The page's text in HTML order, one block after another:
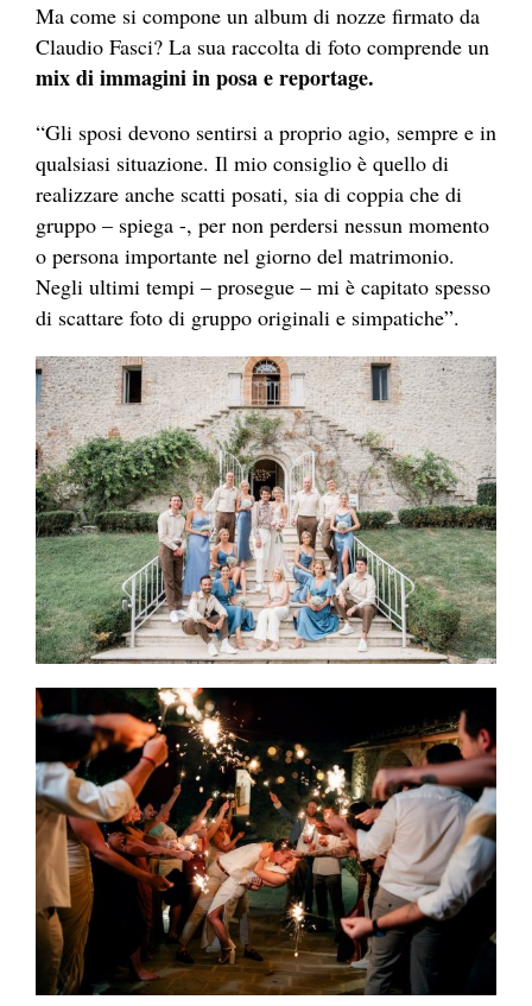
Ma come si compone un album di nozze firmato da
Claudio Fasci? La sua raccolta di foto comprende un
mix di immagini in posa e reportage.
“Gli sposi devono sentirsi a proprio agio, sempre e in
qualsiasi situazione. Il mio consiglio è quello di
realizzare anche scatti posati, sia di coppia che di
gruppo – spiega -, per non perdersi nessun momento
o persona importante nel giorno del matrimonio.
Negli ultimi tempi – prosegue – mi è capitato spesso
di scattare foto di gruppo originali e simpatiche”.